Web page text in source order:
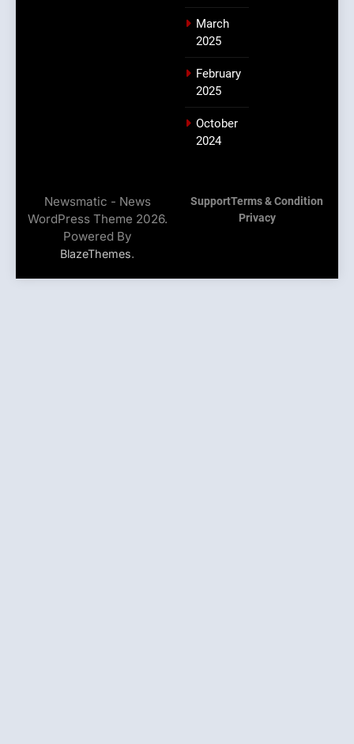
March
2025
February
2025
October
2024
Newsmatic - News
WordPress Theme 2026.
Powered By
BlazeThemes.
SupportTerms & Condition
Privacy